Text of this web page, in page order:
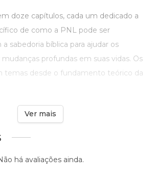
doze capítulos, cada um dedicado a
de como a PNL pode ser
sabedoria bíblica para ajudar os
profundas em suas vidas. Os
temas desde o fundamento teórico da
Ver mais
há avaliações ainda.